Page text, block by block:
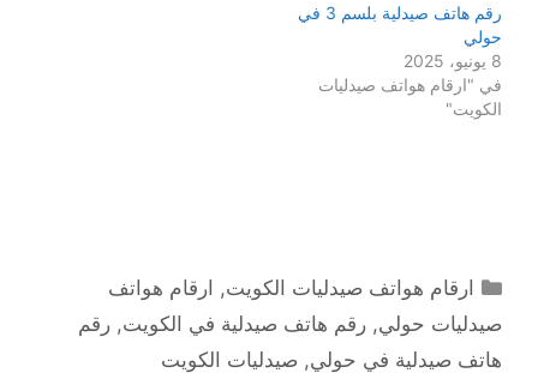
رقم هاتف صيدلية بلسم 3 في
حولي
8 يونيو، 2025
في "ارقام هواتف صيدليات
الكويت"
التصنيفات
ارقام هواتف صيدليات الكويت, ارقام هواتف
صيدليات حولي, رقم هاتف صيدلية في الكويت, رقم
هاتف صيدلية في حولي, صيدليات الكويت